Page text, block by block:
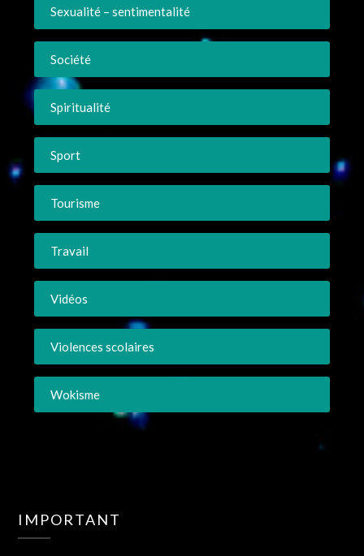
Sexualité – sentimentalité
Société
Spiritualité
Sport
Tourisme
Travail
Vidéos
Violences scolaires
Wokisme
IMPORTANT